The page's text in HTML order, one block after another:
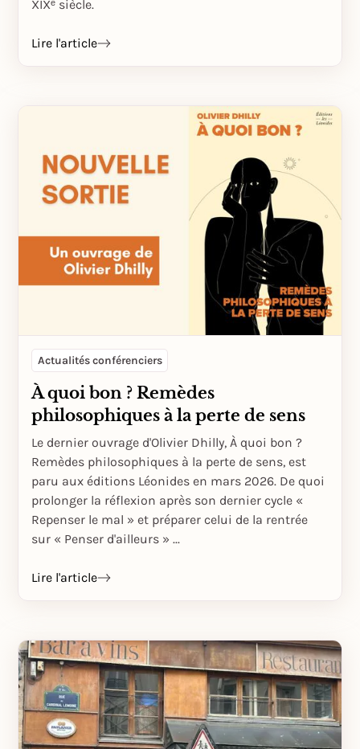
XIXᵉ siècle.
Lire l'article
Actualités conférenciers
À quoi bon ? Remèdes
philosophiques à la perte de sens
Le dernier ouvrage d'Olivier Dhilly, À quoi bon ?
Remèdes philosophiques à la perte de sens, est
paru aux éditions Léonides en mars 2026. De quoi
prolonger la réflexion après son dernier cycle «
Repenser le mal » et préparer celui de la rentrée
sur « Penser d'ailleurs » ...
Lire l'article